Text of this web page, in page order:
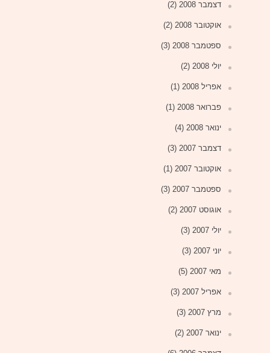
דצמבר 2008 (2)
אוקטובר 2008 (2)
ספטמבר 2008 (3)
יולי 2008 (2)
אפריל 2008 (1)
פברואר 2008 (1)
ינואר 2008 (4)
דצמבר 2007 (3)
אוקטובר 2007 (1)
ספטמבר 2007 (3)
אוגוסט 2007 (2)
יולי 2007 (3)
יוני 2007 (3)
מאי 2007 (5)
אפריל 2007 (3)
מרץ 2007 (3)
ינואר 2007 (2)